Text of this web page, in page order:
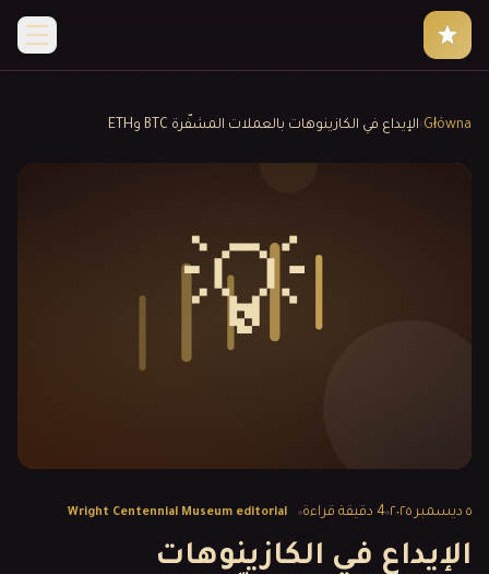
Główna
›الإيداع في الكازينوهات بالعملات المشفّرة BTC وETH
💡
٥ ديسمبر ٢٠٢٥ 4 دقيقة قراءة Wright Centennial Museum editorial
الإيداع في الكازينوهات